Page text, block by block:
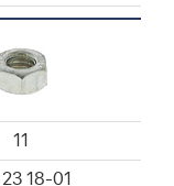
11
18-01